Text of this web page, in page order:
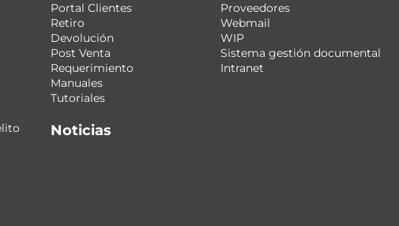
Portal Clientes
Retiro
Devolución
Post Venta
Requerimiento
Manuales
Tutoriales
Noticias
Proveedores
Webmail
WIP
Sistema gestión documental
Intranet